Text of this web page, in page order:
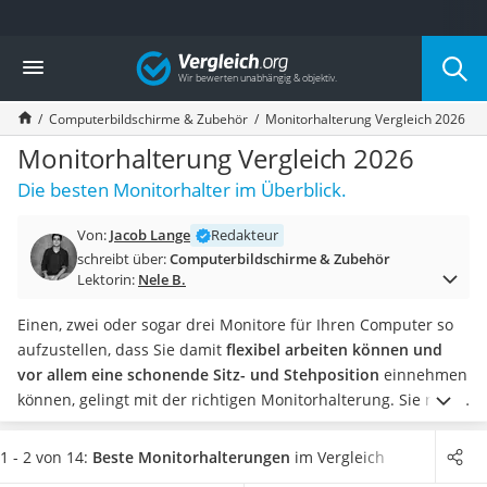
Die beliebtesten Vergleiche nach Kategorie
Elektronik
Powerstation
Monitor 32 Zoll 4K
Fernseher
Drucker
Desktop-PC
Diascanner
Laser-Multifunktionsdrucker
Powerstation mit Solarpanel
Gaming-PC
Soundbar
17-Zoll-Laptop
Satellitenschüssel
Gaming-Headset
Vergleich
Computerbildschirme & Zubehör Monitorhalterung Vergleich 2026
Monitorhalterung Vergleich 2026
Die besten Monitorhalter im Überblick.
Von: Jacob Lange
Redakteur
schreibt über:Computerbildschirme & Zubehör
Lektorin: Nele B.
Einen, zwei oder sogar drei Monitore für Ihren Computer so
aufzustellen, dass Sie damit flexibel arbeiten können und
vor allem eine schonende Sitz- und Stehposition einnehmen
können, gelingt mit der richtigen Monitorhalterung. Sie nutzt
die Schraubverbindungen in VESA-Norm, die sich auf der
Rückseite fast jedes PC-Bildschirms finden. Machen Sie selbst
1 - 2 von 14: Beste Monitorhalterungen im Vergleich